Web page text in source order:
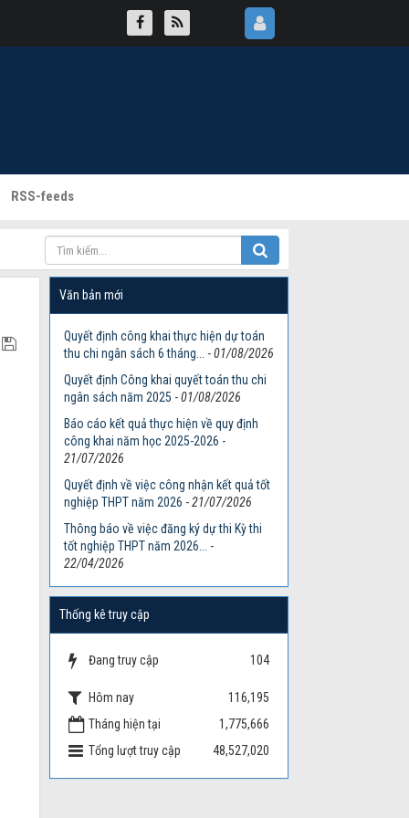
RSS-feeds
Văn bản mới
Quyết định công khai thực hiện dự toán
thu chi ngân sách 6 tháng...
-01/08/2026
Quyết định Công khai quyết toán thu chi
ngân sách năm 2025 -01/08/2026
Báo cáo kết quả thực hiện về quy định
công khai năm học 2025-2026 -
21/07/2026
Quyết định về việc công nhận kết quả tốt
nghiệp THPT năm 2026 -21/07/2026
Thông báo về việc đăng ký dự thi Kỳ thi
tốt nghiệp THPT năm 2026...
-
22/04/2026
Thống kê truy cập
Đang truy cập 104
Hôm nay
116,195
Tháng hiện tại
1,775,666
Tổng lượt truy cập
48,527,020